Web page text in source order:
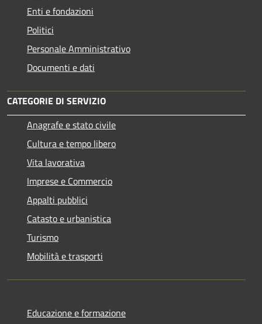
Enti e fondazioni
Politici
Personale Amministrativo
Documenti e dati
CATEGORIE DI SERVIZIO
Anagrafe e stato civile
Cultura e tempo libero
Vita lavorativa
Imprese e Commercio
Appalti pubblici
Catasto e urbanistica
Turismo
Mobilità e trasporti
Educazione e formazione